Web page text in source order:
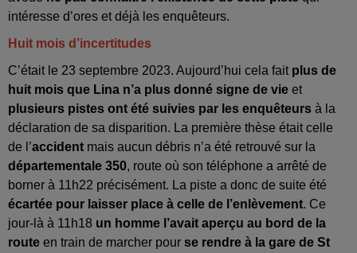
intéresse d’ores et déjà les enquêteurs.
Huit mois d’incertitudes
C’était le 23 septembre 2023. Aujourd’hui cela fait plus de
huit mois que Lina n’a plus donné signe de vie et
plusieurs pistes ont été suivies par les enquêteurs à la
déclaration de sa disparition. La première thèse était celle
de l’accident mais aucun débris n’a été retrouvé sur la
départementale 350, route où son téléphone a arrêté de
borner à 11h22 précisément. La piste a donc de suite été
écartée pour laisser place à celle de l’enlèvement. Ce
jour-là à 11h18 un homme l’avait aperçu au bord de la
route en train de marcher pour se rendre à la gare de St